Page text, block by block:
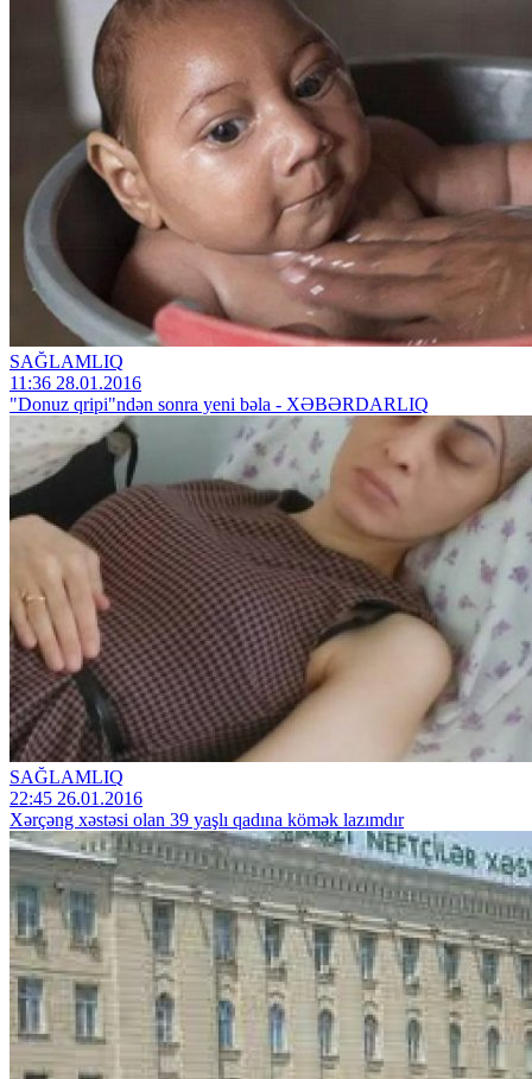
SAĞLAMLIQ
11:36 28.01.2016
"Donuz qripi"ndən sonra yeni bəla - XƏBƏRDARLIQ
SAĞLAMLIQ
22:45 26.01.2016
Xərçəng xəstəsi olan 39 yaşlı qadına kömək lazımdır